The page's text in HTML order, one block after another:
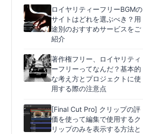
ロイヤリティーフリーBGMの
サイトはどれを選ぶべき？用
途別のおすすめサービスをご
紹介
著作権フリー、ロイヤリティ
ーフリーってなんだ？基本的
な考え方とプロジェクトに使
用する際の注意点
[Final Cut Pro] クリップの評
価を使って編集で使用するク
リップのみを表示する方法と